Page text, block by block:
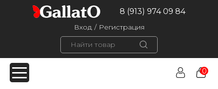
8 (913) 974 09 84
Вход / Регистрация
0